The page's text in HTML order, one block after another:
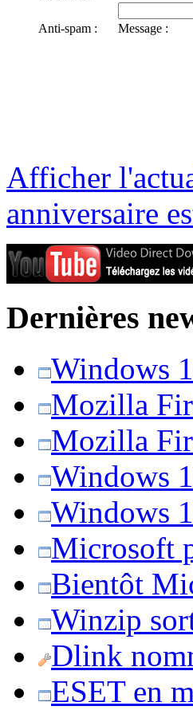
Anti-spam : Message :
Afficher
anniversaire
Dernières
Windows
Mozilla
Mozilla
Windows
Windows
Microsoft
Bientôt
Winzip
Dlink
ESET en